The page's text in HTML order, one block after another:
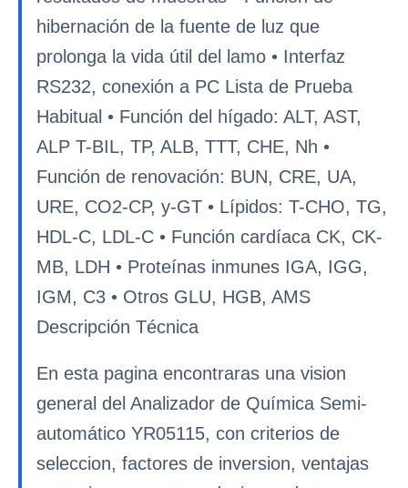
hibernación de la fuente de luz que
prolonga la vida útil del lamo • Interfaz
RS232, conexión a PC Lista de Prueba
Habitual • Función del hígado: ALT, AST,
ALP T-BIL, TP, ALB, TTT, CHE, Nh •
Función de renovación: BUN, CRE, UA,
URE, CO2-CP, y-GT • Lípidos: T-CHO, TG,
HDL-C, LDL-C • Función cardíaca CK, CK-
MB, LDH • Proteínas inmunes IGA, IGG,
IGM, C3 • Otros GLU, HGB, AMS
Descripción Técnica
En esta pagina encontraras una vision
general del Analizador de Química Semi-
automático YR05115, con criterios de
seleccion, factores de inversion, ventajas